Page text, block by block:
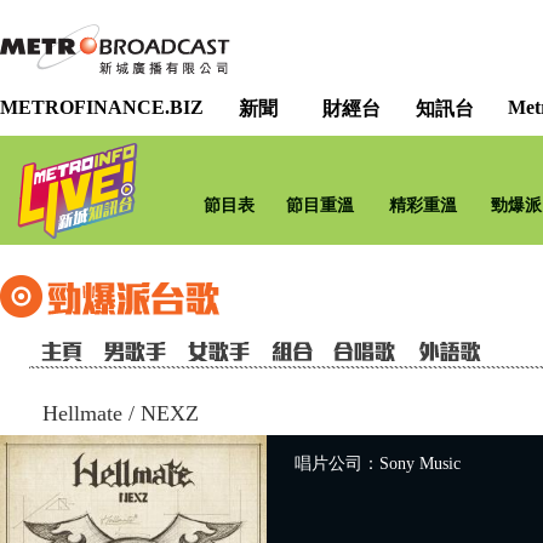
METROFINANCE.BIZ 新聞 財經台 知訊台
節目表 節目重溫 精彩重溫 勁爆
Hellmate / NEXZ
唱片公司：Sony Music